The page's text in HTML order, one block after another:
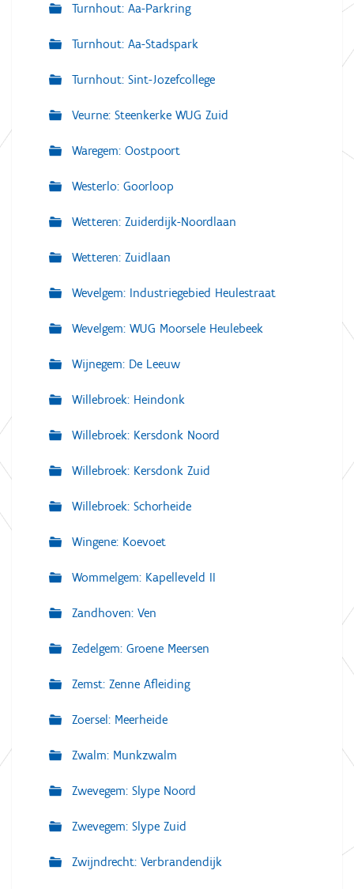
Turnhout: Aa-Parkring
Turnhout: Aa-Stadspark
Turnhout: Sint-Jozefcollege
Veurne: Steenkerke WUG Zuid
Waregem: Oostpoort
Westerlo: Goorloop
Wetteren: Zuiderdijk-Noordlaan
Wetteren: Zuidlaan
Wevelgem: Industriegebied Heulestraat
Wevelgem: WUG Moorsele Heulebeek
Wijnegem: De Leeuw
Willebroek: Heindonk
Willebroek: Kersdonk Noord
Willebroek: Kersdonk Zuid
Willebroek: Schorheide
Wingene: Koevoet
Wommelgem: Kapelleveld II
Zandhoven: Ven
Zedelgem: Groene Meersen
Zemst: Zenne Afleiding
Zoersel: Meerheide
Zwalm: Munkzwalm
Zwevegem: Slype Noord
Zwevegem: Slype Zuid
Zwijndrecht: Verbrandendijk